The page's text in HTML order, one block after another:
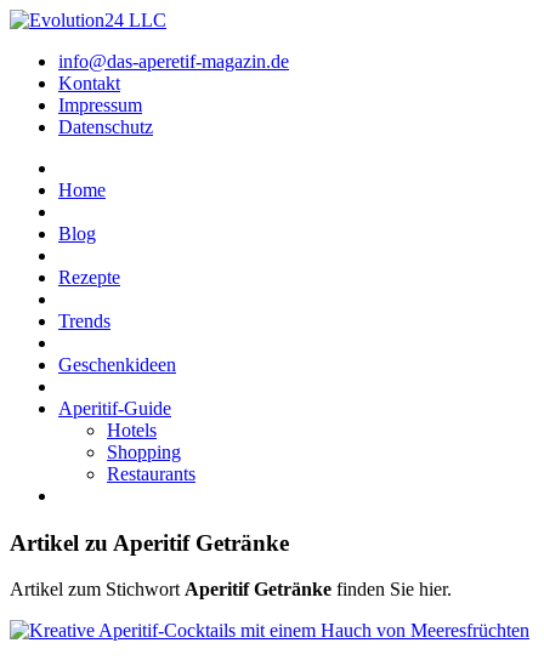
info@das-aperetif-magazin.de
Kontakt
Impressum
Datenschutz
Home
Blog
Rezepte
Trends
Geschenkideen
Aperitif-Guide
Hotels
Shopping
Restaurants
Artikel zu Aperitif Getränke
Artikel zum StichwortAperitif Getränke finden Sie hier.